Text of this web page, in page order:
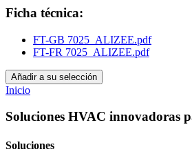
Ficha técnica:
FT-GB 7025_ALIZEE.pdf
FT-FR 7025_ALIZEE.pdf
Añadir a su selección
Inicio
Soluciones HVAC innovadoras
Soluciones